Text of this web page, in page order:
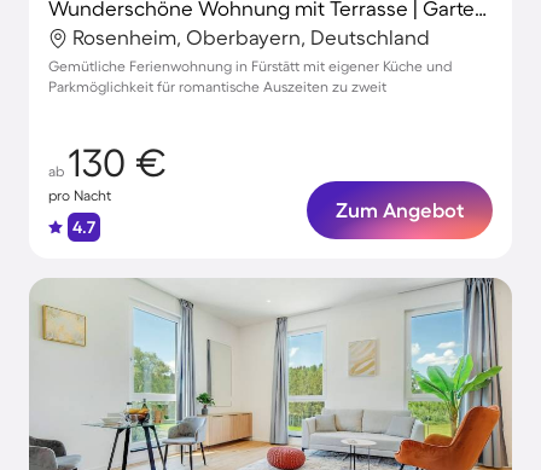
Wunderschöne Wohnung mit Terrasse | Gartenblick | Perfekt für die Arbeit von Zuhause
Rosenheim, Oberbayern, Deutschland
Gemütliche Ferienwohnung in Fürstätt mit eigener Küche und
Parkmöglichkeit für romantische Auszeiten zu zweit
ab 130 €
pro Nacht
4.7
Zum Angebot